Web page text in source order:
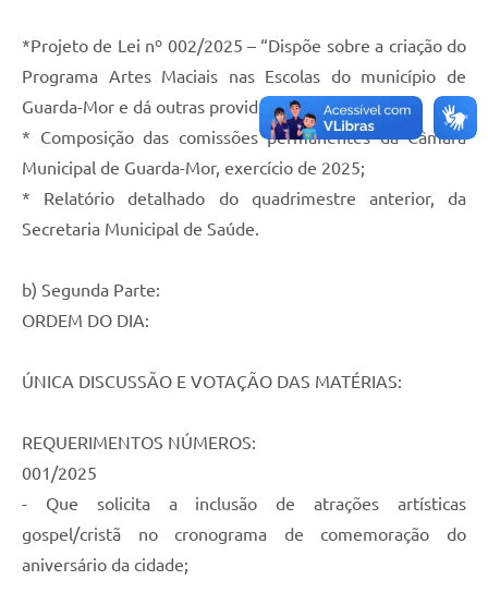
*Projeto de Lei nº 002/2025 – “Dispõe sobre a criação do
Programa Artes Maciais nas Escolas do município de
Guarda-Mor e dá outras providências”;
* Composição das comissões permanentes da Câmara
Municipal de Guarda-Mor, exercício de 2025;
* Relatório detalhado do quadrimestre anterior, da
Secretaria Municipal de Saúde.
b) Segunda Parte:
ORDEM DO DIA:
ÚNICA DISCUSSÃO E VOTAÇÃO DAS MATÉRIAS:
REQUERIMENTOS NÚMEROS:
001/2025
- Que solicita a inclusão de atrações artísticas
gospel/cristã no cronograma de comemoração do
aniversário da cidade;